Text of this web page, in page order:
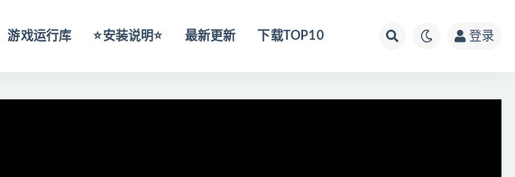
游戏运行库 ⭐️安装说明⭐️ 最新更新 下载TOP10 登录